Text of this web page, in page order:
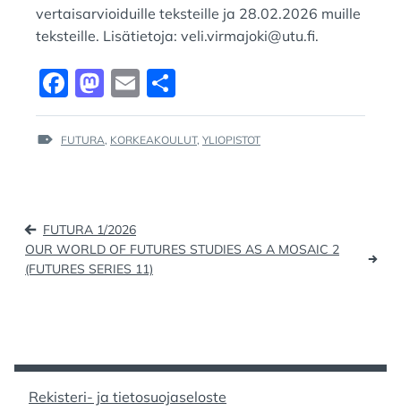
vertaisarvioiduille teksteille ja 28.02.2026 muille
teksteille. Lisätietoja: veli.virmajoki@utu.fi.
F
a
c
o
o
k
M
a
st
o
n
E
m
ai
h
ar
TAGS
FUTURA, KORKEAKOULUT, YLIOPISTOT
Artikkelien
selaus
FUTURA 1/2026
OUR WORLD OF FUTURES STUDIES AS A MOSAIC 2
(FUTURES SERIES 11)
Rekisteri- ja tietosuojaseloste